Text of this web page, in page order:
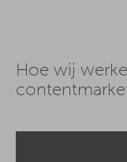
Hoe wij